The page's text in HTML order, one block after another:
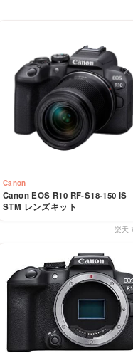
Canon
Canon EOS R10 RF-S18-150 IS
STM レンズキット
楽天